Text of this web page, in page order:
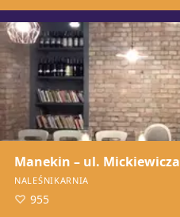
Manekin – ul. Mickiewicza
NALEŚNIKARNIA
955